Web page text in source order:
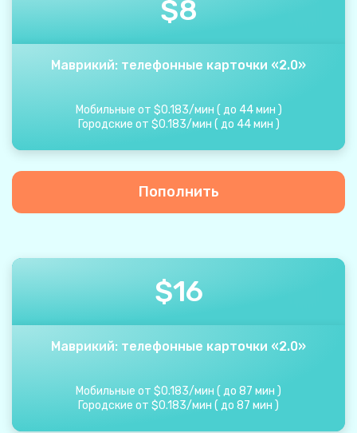
$8
Маврикий: телефонные карточки «2.0»
Мобильные от $0.183/мин ( до 44 мин )
Городские от $0.183/мин ( до 44 мин )
Пополнить
$16
Маврикий: телефонные карточки «2.0»
Мобильные от $0.183/мин ( до 87 мин )
Городские от $0.183/мин ( до 87 мин )